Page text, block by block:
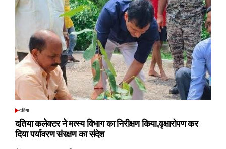
POSTED
दतिया
दतिया कलेक्टर ने मत्स्य विभाग का निरीक्षण किया,वृक्षारोपण कर
दिया पर्यावरण संरक्षण का संदेश